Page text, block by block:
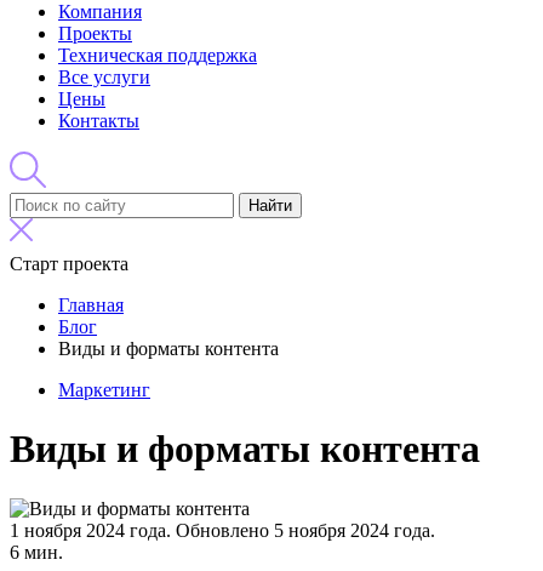
Компания
Проекты
Техническая поддержка
Все услуги
Цены
Контакты
Найти
Старт проекта
Главная
Блог
Виды и форматы контента
Маркетинг
Виды и форматы контента
1 ноября 2024 года. Обновлено 5 ноября 2024 года.
6 мин.